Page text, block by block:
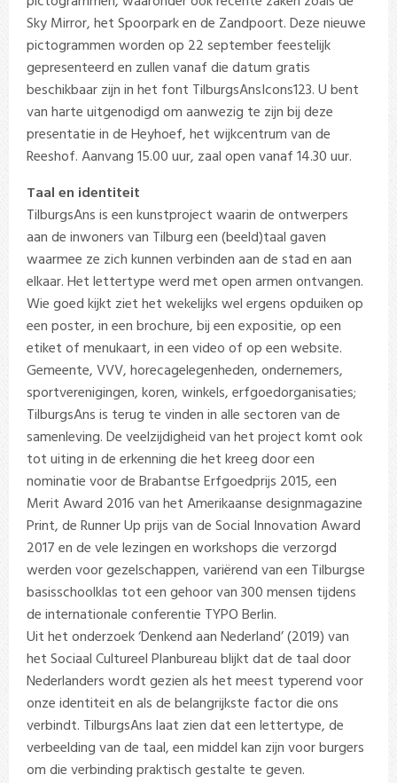
Sky Mirror, het Spoorpark en de Zandpoort. Deze nieuwe
pictogrammen worden op 22 september feestelijk
gepresenteerd en zullen vanaf die datum gratis
beschikbaar zijn in het font TilburgsAnsIcons123. U bent
van harte uitgenodigd om aanwezig te zijn bij deze
presentatie in de Heyhoef, het wijkcentrum van de
Reeshof. Aanvang 15.00 uur, zaal open vanaf 14.30 uur.
Taal en identiteit
TilburgsAns is een kunstproject waarin de ontwerpers
aan de inwoners van Tilburg een (beeld)taal gaven
waarmee ze zich kunnen verbinden aan de stad en aan
elkaar. Het lettertype werd met open armen ontvangen.
Wie goed kijkt ziet het wekelijks wel ergens opduiken op
een poster, in een brochure, bij een expositie, op een
etiket of menukaart, in een video of op een website.
Gemeente, VVV, horecagelegenheden, ondernemers,
sportverenigingen, koren, winkels, erfgoedorganisaties;
TilburgsAns is terug te vinden in alle sectoren van de
samenleving. De veelzijdigheid van het project komt ook
tot uiting in de erkenning die het kreeg door een
nominatie voor de Brabantse Erfgoedprijs 2015, een
Merit Award 2016 van het Amerikaanse designmagazine
Print, de Runner Up prijs van de Social Innovation Award
2017 en de vele lezingen en workshops die verzorgd
werden voor gezelschappen, variërend van een Tilburgse
basisschoolklas tot een gehoor van 300 mensen tijdens
de internationale conferentie TYPO Berlin.
Uit het onderzoek ‘Denkend aan Nederland’ (2019) van
het Sociaal Cultureel Planbureau blijkt dat de taal door
Nederlanders wordt gezien als het meest typerend voor
onze identiteit en als de belangrijkste factor die ons
verbindt. TilburgsAns laat zien dat een lettertype, de
verbeelding van de taal, een middel kan zijn voor burgers
om die verbinding praktisch gestalte te geven.